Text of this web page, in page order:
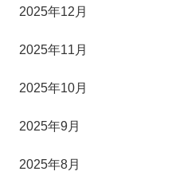
2025年12月
2025年11月
2025年10月
2025年9月
2025年8月